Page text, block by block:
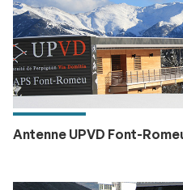
Antenne UPVD Font-